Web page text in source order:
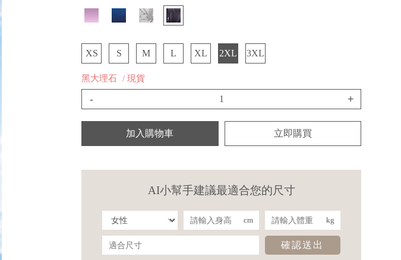
XS S M L XL 2XL 3XL
黑大理石 / 現貨
- +
加入購物車 立即購買
AI小幫手建議最適合您的尺寸
cm kg
確認送出